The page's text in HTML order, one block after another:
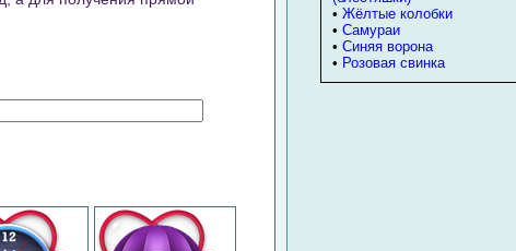
• Жёлтые колобки
• Самураи
• Синяя ворона
• Розовая свинка